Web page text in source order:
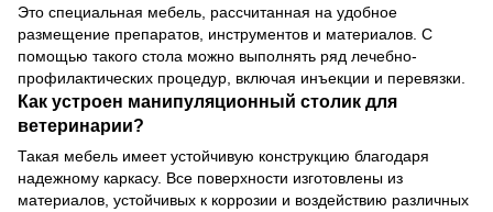
Это специальная мебель, рассчитанная на удобное
размещение препаратов, инструментов и материалов. С
помощью такого стола можно выполнять ряд лечебно-
профилактических процедур, включая инъекции и перевязки.
Как устроен манипуляционный столик для
ветеринарии?
Такая мебель имеет устойчивую конструкцию благодаря
надежному каркасу. Все поверхности изготовлены из
материалов, устойчивых к коррозии и воздействию различных